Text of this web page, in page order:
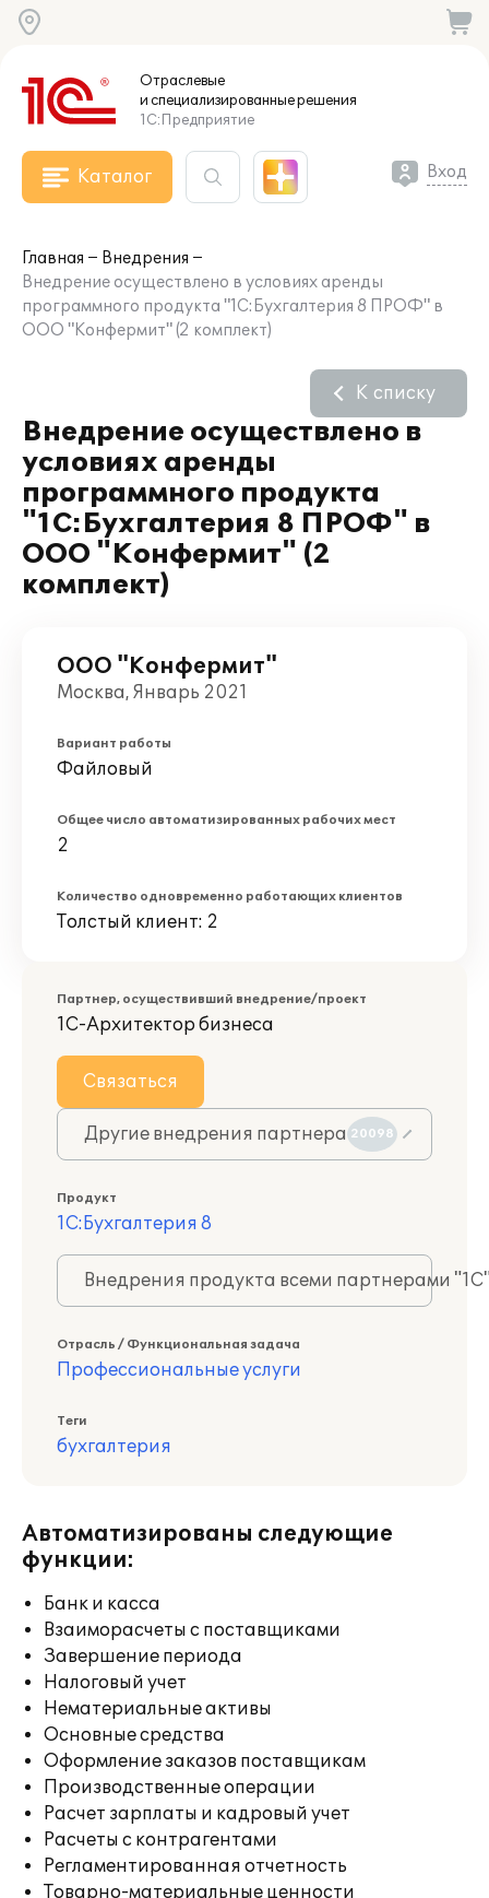
Отраслевые
и специализированныерешения
1С:Предприятие
Каталог Вход
Главная
Внедрения
Внедрение осуществлено в условиях аренды
программного продукта "1С:Бухгалтерия 8 ПРОФ" в
ООО "Конфермит" (2 комплект)
Внедрение осуществлено в
условиях аренды
программного продукта
"1С:Бухгалтерия 8 ПРОФ" в
ООО "Конфермит" (2
комплект)
К списку
ООО "Конфермит"
Москва, Январь 2021
Вариант работы
Файловый
Общее число автоматизированных рабочих мест
2
Количество одновременно работающих клиентов
Толстый клиент: 2
Партнер, осуществивший внедрение/проект
1С-Архитектор бизнеса
Связаться
Другие внедрения партнера 20098
Продукт
1С:Бухгалтерия 8
Внедрения продукта всеми партнерами
Отрасль / Функциональная задача
Профессиональные услуги
Теги
бухгалтерия
Автоматизированы следующие
функции:
Банк и касса
Взаиморасчеты с поставщиками
Завершение периода
Налоговый учет
Нематериальные активы
Основные средства
Оформление заказов поставщикам
Производственные операции
Расчет зарплаты и кадровый учет
Расчеты с контрагентами
Регламентированная отчетность
Товарно-материальные ценности